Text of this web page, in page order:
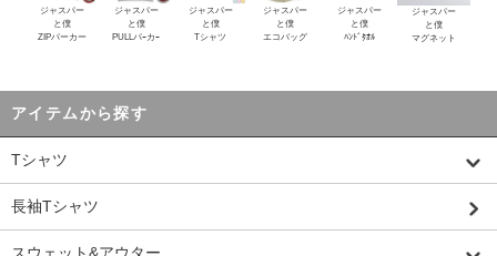
ジャスパー
と僕
ZIPパーカー
ジャスパー
と僕
PULLパｰカｰ
ジャスパー
と僕
Tシャツ
ジャスパー
と僕
エコバッグ
ジャスパー
と僕
ﾊﾝﾄﾞﾀｵﾙ
ジャスパー
と僕
マグネット
アイテムから探す
Tシャツ
長袖Tシャツ